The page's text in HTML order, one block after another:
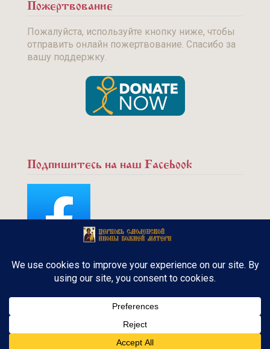
Пожертвование
Пожалуйста, используйте кнопку ниже, чтобы
отправить онлайн пожертвование. Спасибо за
вашу поддержку.
Подпишитесь на наш Facebook
Copyright © 2015 - Русская Православная
защищены.